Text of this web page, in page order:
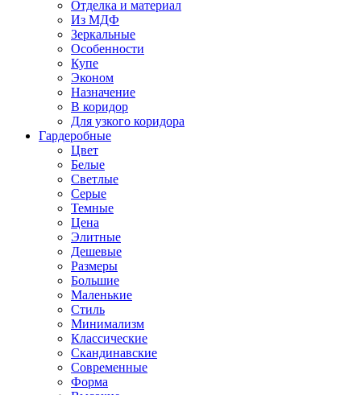
Отделка и материал
Из МДФ
Зеркальные
Особенности
Купе
Эконом
Назначение
В коридор
Для узкого коридора
Гардеробные
Цвет
Белые
Светлые
Серые
Темные
Цена
Элитные
Дешевые
Размеры
Большие
Маленькие
Стиль
Минимализм
Классические
Скандинавские
Современные
Форма